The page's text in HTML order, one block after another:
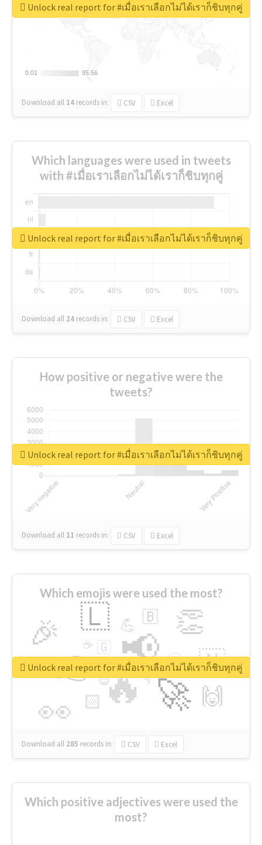
0.01
0.01 95.56
95.56
Download all 14 records in: CSV Excel
Unlock real report for #เมื่อเราเลือกไม่ได้เราก็ชิบทุกคู่
Which languages were used in tweets
with #เมื่อเราเลือกไม่ได้เราก็ชิบทุกคู่
Download all 24 records in: CSV Excel
Unlock real report for #เมื่อเราเลือกไม่ได้เราก็ชิบทุกคู่
How positive or negative were the
tweets?
Download all 11 records in: CSV Excel
Unlock real report for #เมื่อเราเลือกไม่ได้เราก็ชิบทุกคู่
Which emojis were used the most?
🔥
👉 📢
🚀
👀
🎉 👏
🇱
🇳
🙌
😍
🏻
💪 🇧
👇
🇬
🔷
☕
😉
🎡
Download all 285 records in: CSV Excel
Unlock real report for #เมื่อเราเลือกไม่ได้เราก็ชิบทุกคู่
Which positive adjectives were used the
most?